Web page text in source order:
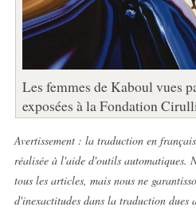
Les femmes de Kaboul vues
exposées à la Fondation
Avertissement : la traduction en
réalisée à l'aide d'outils automatiques.
tous les articles, mais nous ne
d'inexactitudes dans la traduction dues